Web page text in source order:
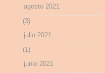
agosto 2021
(3)
julio 2021
(1)
junio 2021